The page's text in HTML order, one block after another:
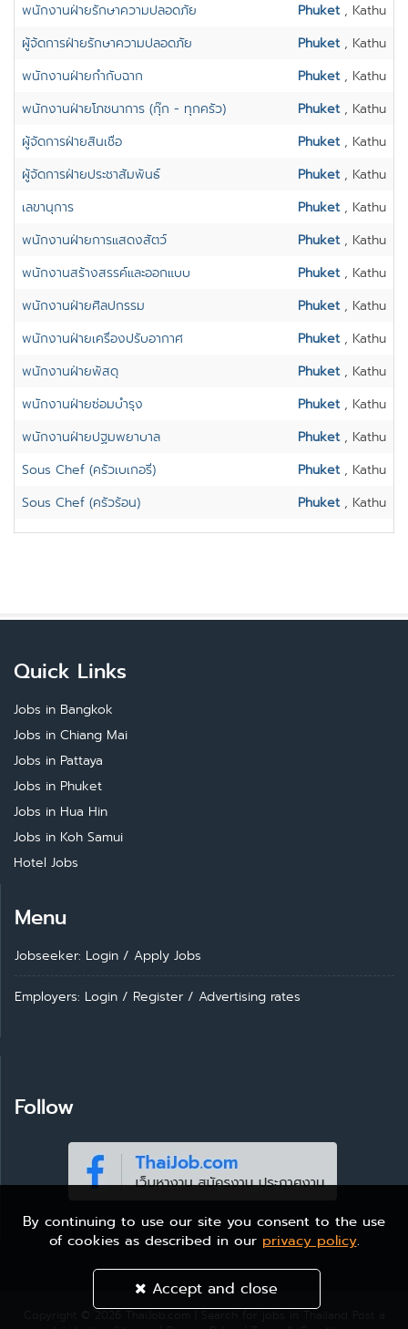
พนักงานฝ่ายรักษาความปลอดภัย
Phuket, Kathu
ผู้จ้ดการฝ่ายรักษาความปลอดภัย
Phuket, Kathu
พนักงานฝ่ายกำกับฉาก
Phuket, Kathu
พนักงานฝ่ายโภชนาการ (กุ๊ก - ทุกครัว)
Phuket, Kathu
ผู้จัดการฝ่ายสินเชื่อ
Phuket, Kathu
ผู้จัดการฝ่ายประชาสัมพันธ์
Phuket, Kathu
เลขานุการ
Phuket, Kathu
พนักงานฝ่ายการแสดงสัตว์
Phuket, Kathu
พนักงานสร้างสรรค์และออกแบบ
Phuket, Kathu
พนักงานฝ่ายศิลปกรรม
Phuket, Kathu
พนักงานฝ่ายเครื่องปรับอากาศ
Phuket, Kathu
พนักงานฝ่ายพัสดุ
Phuket, Kathu
พนักงานฝ่ายซ่อมบำรุง
Phuket, Kathu
พนักงานฝ่ายปฐมพยาบาล
Phuket, Kathu
Sous Chef (ครัวเบเกอรี่)
Phuket, Kathu
Sous Chef (ครัวร้อน)
Phuket, Kathu
Quick Links
Jobs in Bangkok
Jobs in Chiang Mai
Jobs in Pattaya
Jobs in Phuket
Jobs in Hua Hin
Jobs in Koh Samui
Hotel Jobs
Menu
Jobseeker: Login / Apply Jobs
Employers: Login / Register / Advertising rates
Follow
By continuing to use our site you consent to the use
of cookies as described in our privacy policy.
Accept and close